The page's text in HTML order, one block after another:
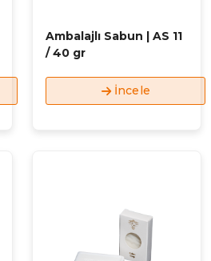
Ambalajlı Sabun | AS 11
/ 40 gr
İncele